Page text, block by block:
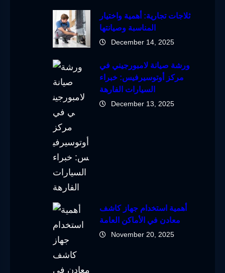
ثلاجات تجارية: أهمية واختيار
المناسبة وصيانتها
December 14, 2025
ورشة صيانة لامبورجيني في
مركز أوتوسيرفيس: خبراء
السيارات الفارهة
December 13, 2025
أهمية استخدام جهاز كاشف
معادن في الأماكن العامة
November 20, 2025